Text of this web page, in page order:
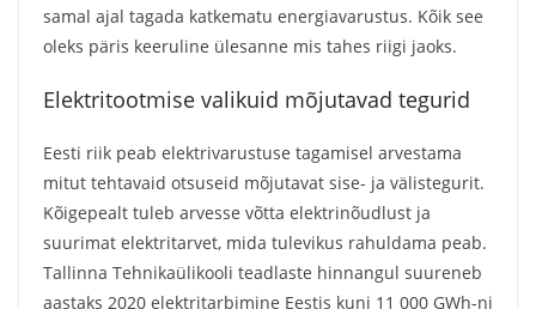
samal ajal tagada katkematu energiavarustus. Kõik see
oleks päris keeruline ülesanne mis tahes riigi jaoks.
Elektritootmise valikuid mõjutavad tegurid
Eesti riik peab elektrivarustuse tagamisel arvestama
mitut tehtavaid otsuseid mõjutavat sise- ja välistegurit.
Kõigepealt tuleb arvesse võtta elektrinõudlust ja
suurimat elektritarvet, mida tulevikus rahuldama peab.
Tallinna Tehnikaülikooli teadlaste hinnangul suureneb
aastaks 2020 elektritarbimine Eestis kuni 11 000 GWh-ni